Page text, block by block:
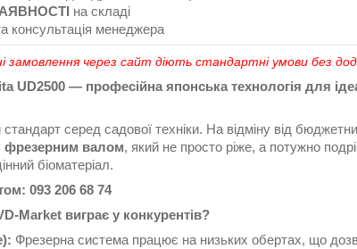
на складі
консультація менеджера
замовлення через сайт діють стандартні умови без
UD2500 — професійна японська технологія для
серед садової техніки. На відміну від
фрезерним валом, який не просто ріже, а потужно
біоматеріал.
093 206 68 74
Market виграє у конкурентів?
Фрезерна система працює на низьких обертах, що